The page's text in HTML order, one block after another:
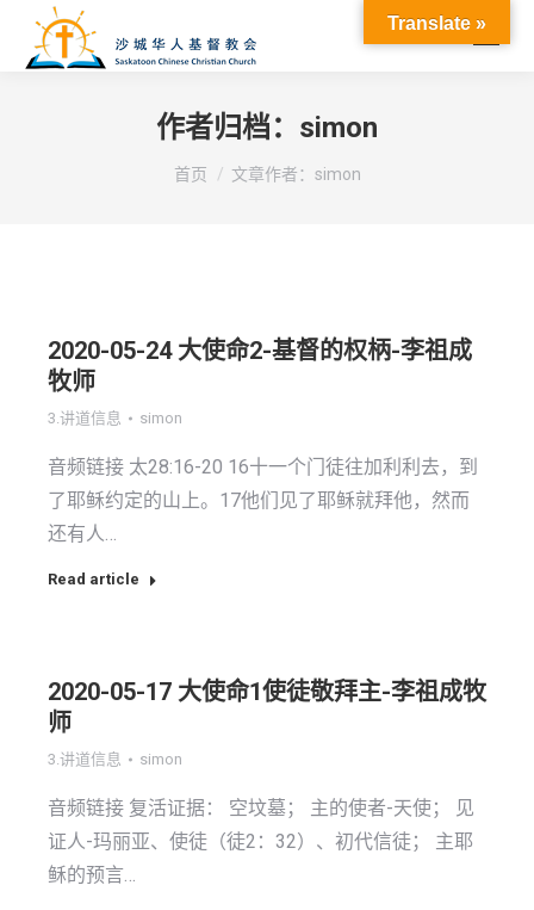
作者归档： simon
您在这里：
首页 文章作者：simon
2020-05-24 大使命2-基督的权柄-李祖成
牧师
3.讲道信息 simon
音频链接 太28:16-20 16十一个门徒往加利利去，到
了耶稣约定的山上。17他们见了耶稣就拜他，然而
还有人…
Read article
2020-05-17 大使命1使徒敬拜主-李祖成牧
师
3.讲道信息 simon
音频链接 复活证据： 空坟墓； 主的使者-天使； 见
证人-玛丽亚、使徒（徒2：32）、初代信徒； 主耶
稣的预言…
Translate »